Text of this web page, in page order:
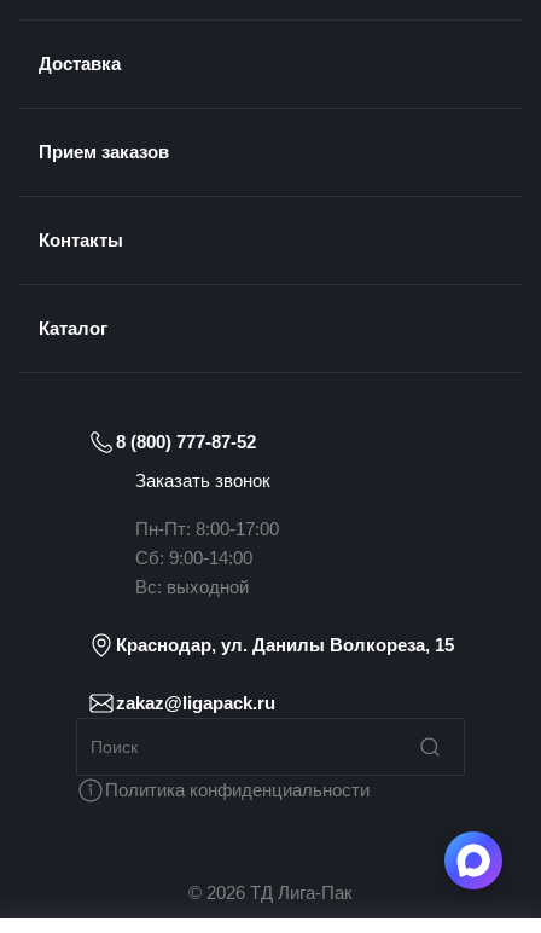
Доставка
Прием заказов
Контакты
Каталог
8 (800) 777-87-52
Заказать звонок
Пн-Пт: 8:00-17:00
Сб: 9:00-14:00
Вс: выходной
Краснодар, ул. Данилы Волкореза, 15
zakaz@ligapack.ru
Политика конфиденциальности
© 2026 ТД Лига-Пак